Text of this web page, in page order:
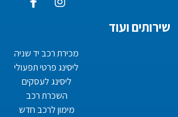
שירותים ועוד
מכירת רכב יד שניה
ליסינג פרטי תפעולי
ליסינג לעסקים
השכרת רכב
מימון לרכב חדש